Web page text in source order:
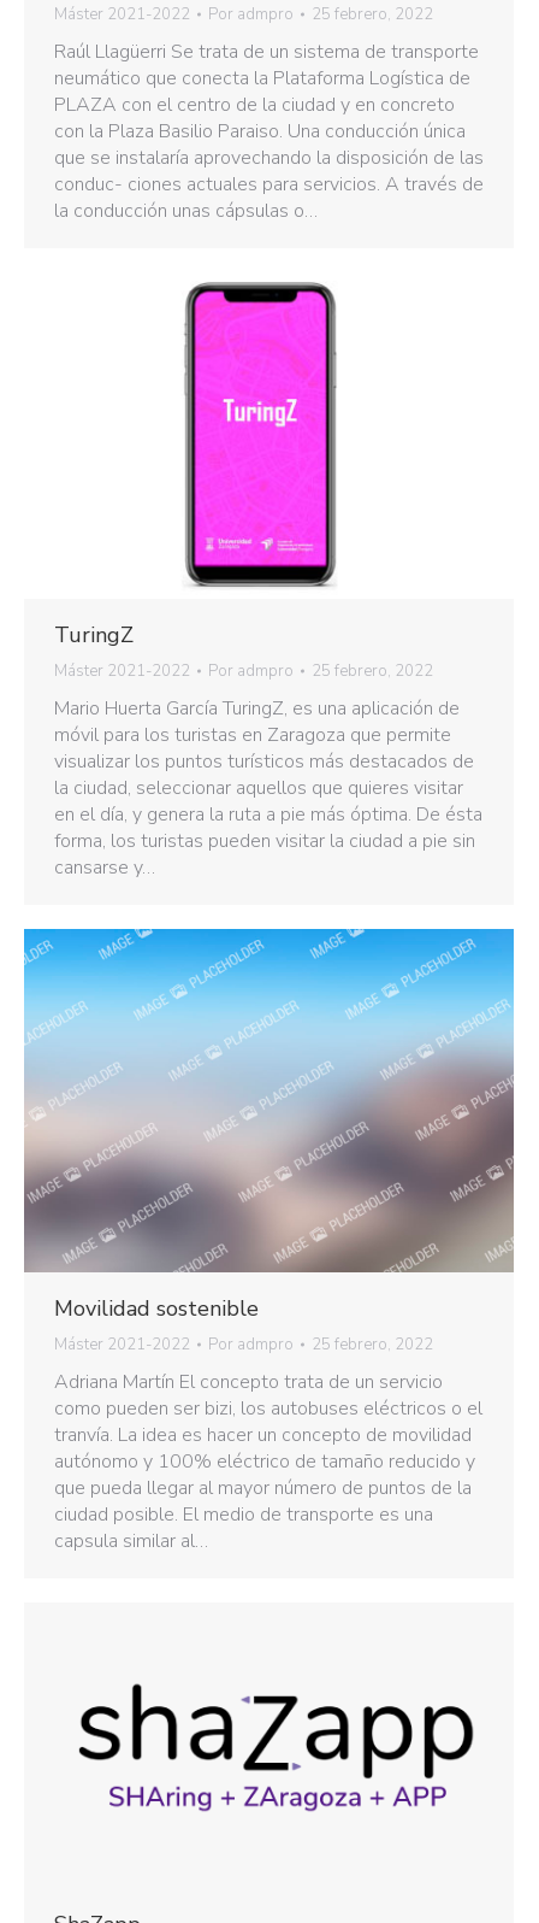
Máster 2021-2022 Por admpro 25 febrero, 2022
Raúl Llagüerri Se trata de un sistema de transporte
neumático que conecta la Plataforma Logística de
PLAZA con el centro de la ciudad y en concreto
con la Plaza Basilio Paraiso. Una conducción única
que se instalaría aprovechando la disposición de las
conduc- ciones actuales para servicios. A través de
la conducción unas cápsulas o…
TuringZ
Máster 2021-2022 Por admpro 25 febrero, 2022
Mario Huerta García TuringZ, es una aplicación de
móvil para los turistas en Zaragoza que permite
visualizar los puntos turísticos más destacados de
la ciudad, seleccionar aquellos que quieres visitar
en el día, y genera la ruta a pie más óptima. De ésta
forma, los turistas pueden visitar la ciudad a pie sin
cansarse y…
Movilidad sostenible
Máster 2021-2022 Por admpro 25 febrero, 2022
Adriana Martín El concepto trata de un servicio
como pueden ser bizi, los autobuses eléctricos o el
tranvía. La idea es hacer un concepto de movilidad
autónomo y 100% eléctrico de tamaño reducido y
que pueda llegar al mayor número de puntos de la
ciudad posible. El medio de transporte es una
capsula similar al…